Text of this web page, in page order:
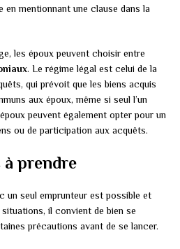
en mentionnant une clause dans la
les époux peuvent choisir entre
. Le régime légal est celui de la
qui prévoit que les biens acquis
aux époux, même si seul l’un
peuvent également opter pour un
ou de participation aux acquêts.
prendre
un seul emprunteur est possible et
il convient de bien se
précautions avant de se lancer.